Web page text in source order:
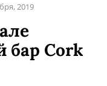
2019
бар Cork